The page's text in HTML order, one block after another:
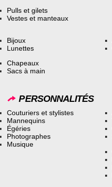
Pulls et gilets
Vestes et manteaux
Bijoux
Lunettes
Chapeaux
Sacs à main
PERSONNALITÉS
Couturiers et stylistes
Mannequins
Égéries
Photographes
Musique